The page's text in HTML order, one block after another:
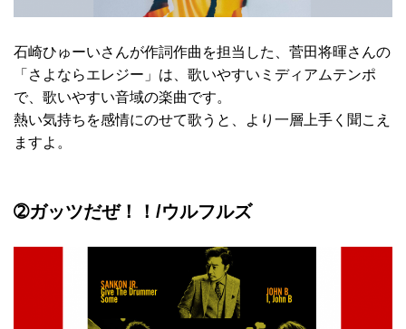
石崎ひゅーいさんが作詞作曲を担当した、菅田将暉さんの
「さよならエレジー」は、歌いやすいミディアムテンポ
で、歌いやすい音域の楽曲です。
熱い気持ちを感情にのせて歌うと、より一層上手く聞こえ
ますよ。
➁ガッツだぜ！！/ウルフルズ